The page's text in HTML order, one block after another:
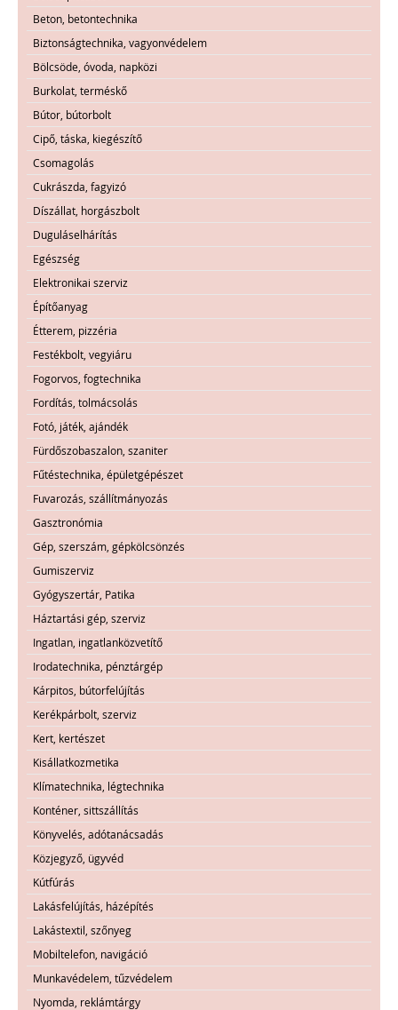
Beton, betontechnika
Biztonságtechnika, vagyonvédelem
Bölcsöde, óvoda, napközi
Burkolat, terméskő
Bútor, bútorbolt
Cipő, táska, kiegészítő
Csomagolás
Cukrászda, fagyizó
Díszállat, horgászbolt
Duguláselhárítás
Egészség
Elektronikai szerviz
Építőanyag
Étterem, pizzéria
Festékbolt, vegyiáru
Fogorvos, fogtechnika
Fordítás, tolmácsolás
Fotó, játék, ajándék
Fürdőszobaszalon, szaniter
Fűtéstechnika, épületgépészet
Fuvarozás, szállítmányozás
Gasztronómia
Gép, szerszám, gépkölcsönzés
Gumiszerviz
Gyógyszertár, Patika
Háztartási gép, szerviz
Ingatlan, ingatlanközvetítő
Irodatechnika, pénztárgép
Kárpitos, bútorfelújítás
Kerékpárbolt, szerviz
Kert, kertészet
Kisállatkozmetika
Klímatechnika, légtechnika
Konténer, sittszállítás
Könyvelés, adótanácsadás
Közjegyző, ügyvéd
Kútfúrás
Lakásfelújítás, házépítés
Lakástextil, szőnyeg
Mobiltelefon, navigáció
Munkavédelem, tűzvédelem
Nyomda, reklámtárgy